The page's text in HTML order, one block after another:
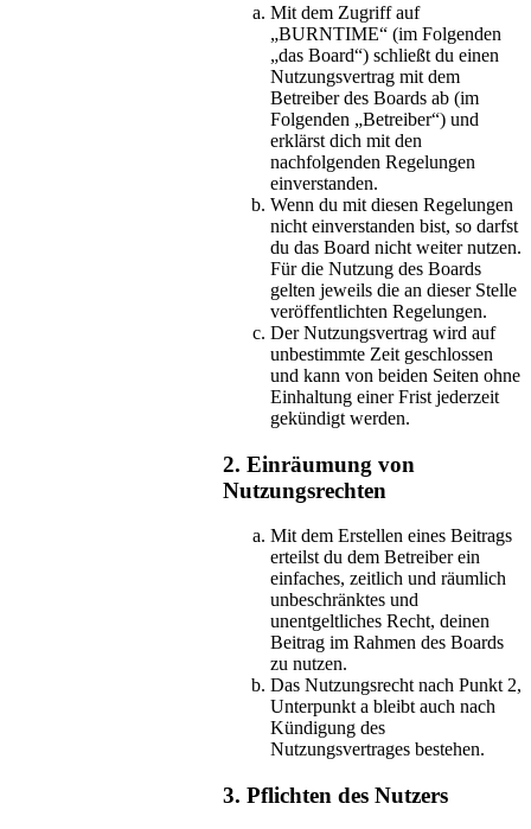
Mit dem Zugriff auf
„BURNTIME“ (im Folgenden
„das Board“) schließt du einen
Nutzungsvertrag mit dem
Betreiber des Boards ab (im
Folgenden „Betreiber“) und
erklärst dich mit den
nachfolgenden Regelungen
einverstanden.
Wenn du mit diesen Regelungen
nicht einverstanden bist, so darfst
du das Board nicht weiter nutzen.
Für die Nutzung des Boards
gelten jeweils die an dieser Stelle
veröffentlichten Regelungen.
Der Nutzungsvertrag wird auf
unbestimmte Zeit geschlossen
und kann von beiden Seiten ohne
Einhaltung einer Frist jederzeit
gekündigt werden.
2. Einräumung von
Nutzungsrechten
Mit dem Erstellen eines Beitrags
erteilst du dem Betreiber ein
einfaches, zeitlich und räumlich
unbeschränktes und
unentgeltliches Recht, deinen
Beitrag im Rahmen des Boards
zu nutzen.
Das Nutzungsrecht nach Punkt 2,
Unterpunkt a bleibt auch nach
Kündigung des
Nutzungsvertrages bestehen.
3. Pflichten des Nutzers